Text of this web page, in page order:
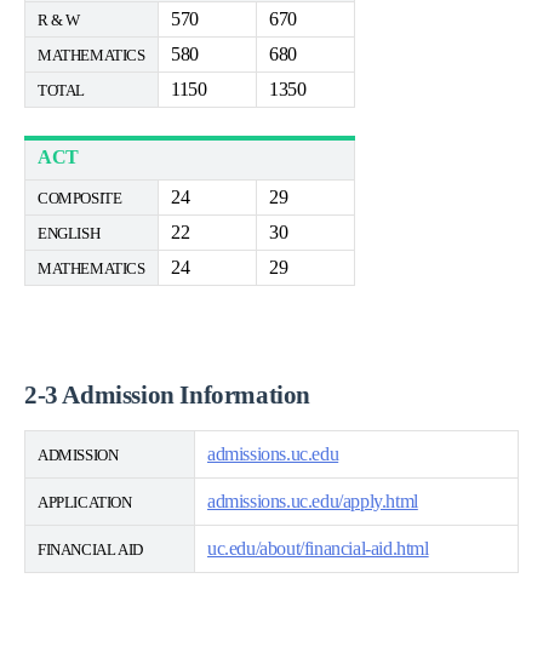
R & W 570 670
MATHEMATICS 580 680
TOTAL 1150 1350
ACT
COMPOSITE 24 29
ENGLISH 22 30
MATHEMATICS 24 29
2-3 Admission Information
ADMISSION admissions.uc.edu
APPLICATION admissions.uc.edu/apply.html
FINANCIAL AID uc.edu/about/financial-aid.html